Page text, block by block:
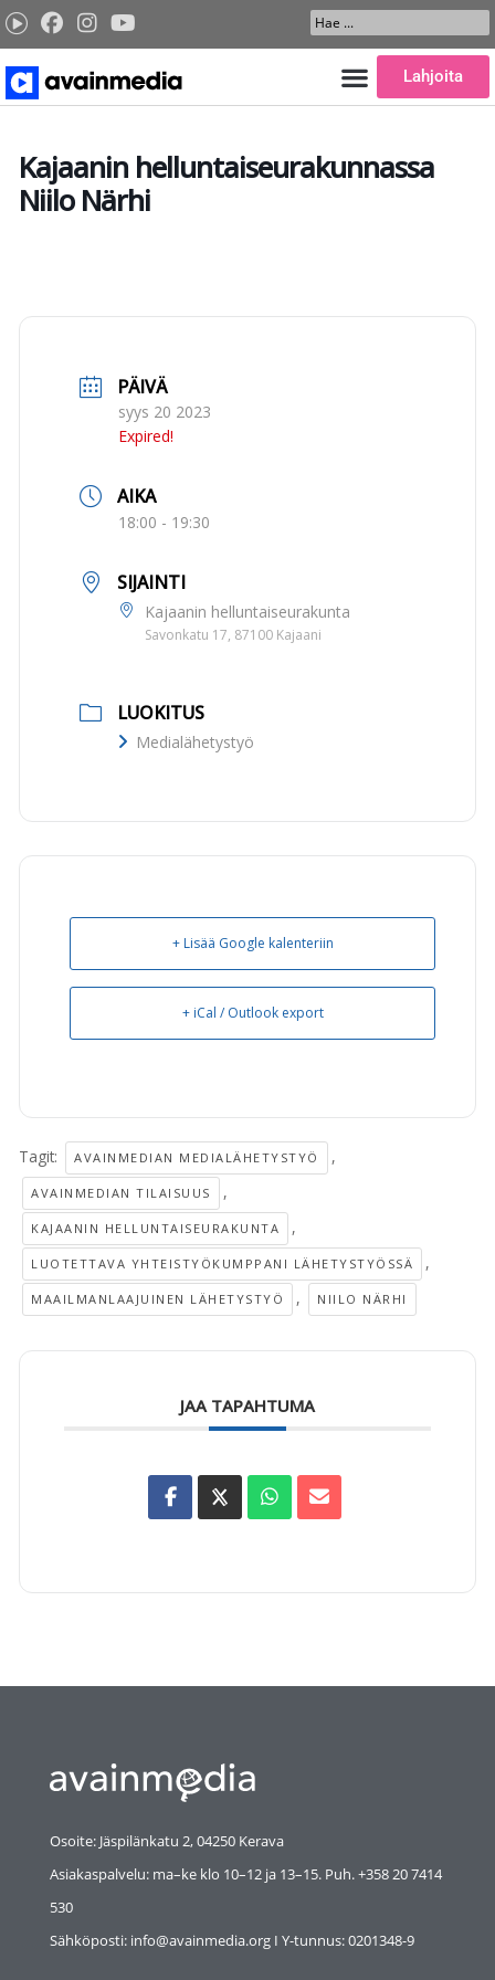
Siirry
sisältöön
Search
...
Lahjoita
Kajaanin helluntaiseurakunnassa
Niilo Närhi
PÄIVÄ
syys 20 2023
Expired!
AIKA
18:00 - 19:30
SIJAINTI
Kajaanin helluntaiseurakunta
Savonkatu 17, 87100 Kajaani
LUOKITUS
Medialähetystyö
+ Lisää Google kalenteriin
+ iCal / Outlook export
Tagit: AVAINMEDIAN MEDIALÄHETYSTYÖ ,
AVAINMEDIAN TILAISUUS ,
KAJAANIN HELLUNTAISEURAKUNTA ,
LUOTETTAVA YHTEISTYÖKUMPPANI LÄHETYSTYÖSSÄ ,
MAAILMANLAAJUINEN LÄHETYSTYÖ , NIILO NÄRHI
JAA TAPAHTUMA
Osoite: Jäspilänkatu 2, 04250 Kerava
Asiakaspalvelu: ma–ke klo 10–12 ja 13–15. Puh. +358 20 7414
530
Sähköposti: info@avainmedia.org I Y-tunnus:0201348-9